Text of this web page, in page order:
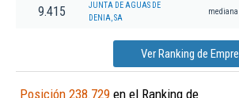
9.415
JUNTA DE AGUAS DE
DENIA, SA
mediana
Ver Ranking de
Posición 238.729 en el Ranking de